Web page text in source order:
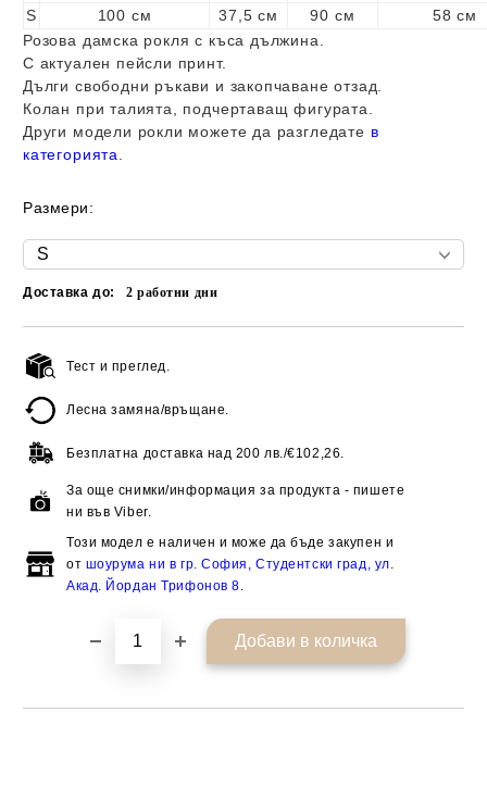
S
100 см 37,5 см 90 см
58 см
Розова дамска рокля с къса дължина.
С актуален пейсли принт.
Дълги свободни ръкави и закопчаване отзад.
Колан при талията, подчертаващ фигурата.
Други модели рокли можете да разгледате в
категорията
Размери:
Доставка до: 2работни дни
Тест и преглед.
Лесна замяна/връщане.
Безплатна доставка над 200 лв./€102,26.
За още снимки/информация за продукта - пишете
ни във Viber.
Този модел е наличен и може да бъде закупен и
от шоурума ни в гр. София, Студентски град, ул.
Акад. Йордан Трифонов 8